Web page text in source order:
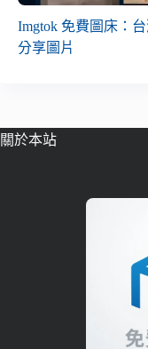
Imgtok 免費圖床：
分享圖片
關於本站